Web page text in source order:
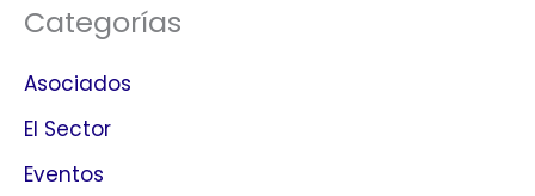
Categorías
Asociados
El Sector
Eventos